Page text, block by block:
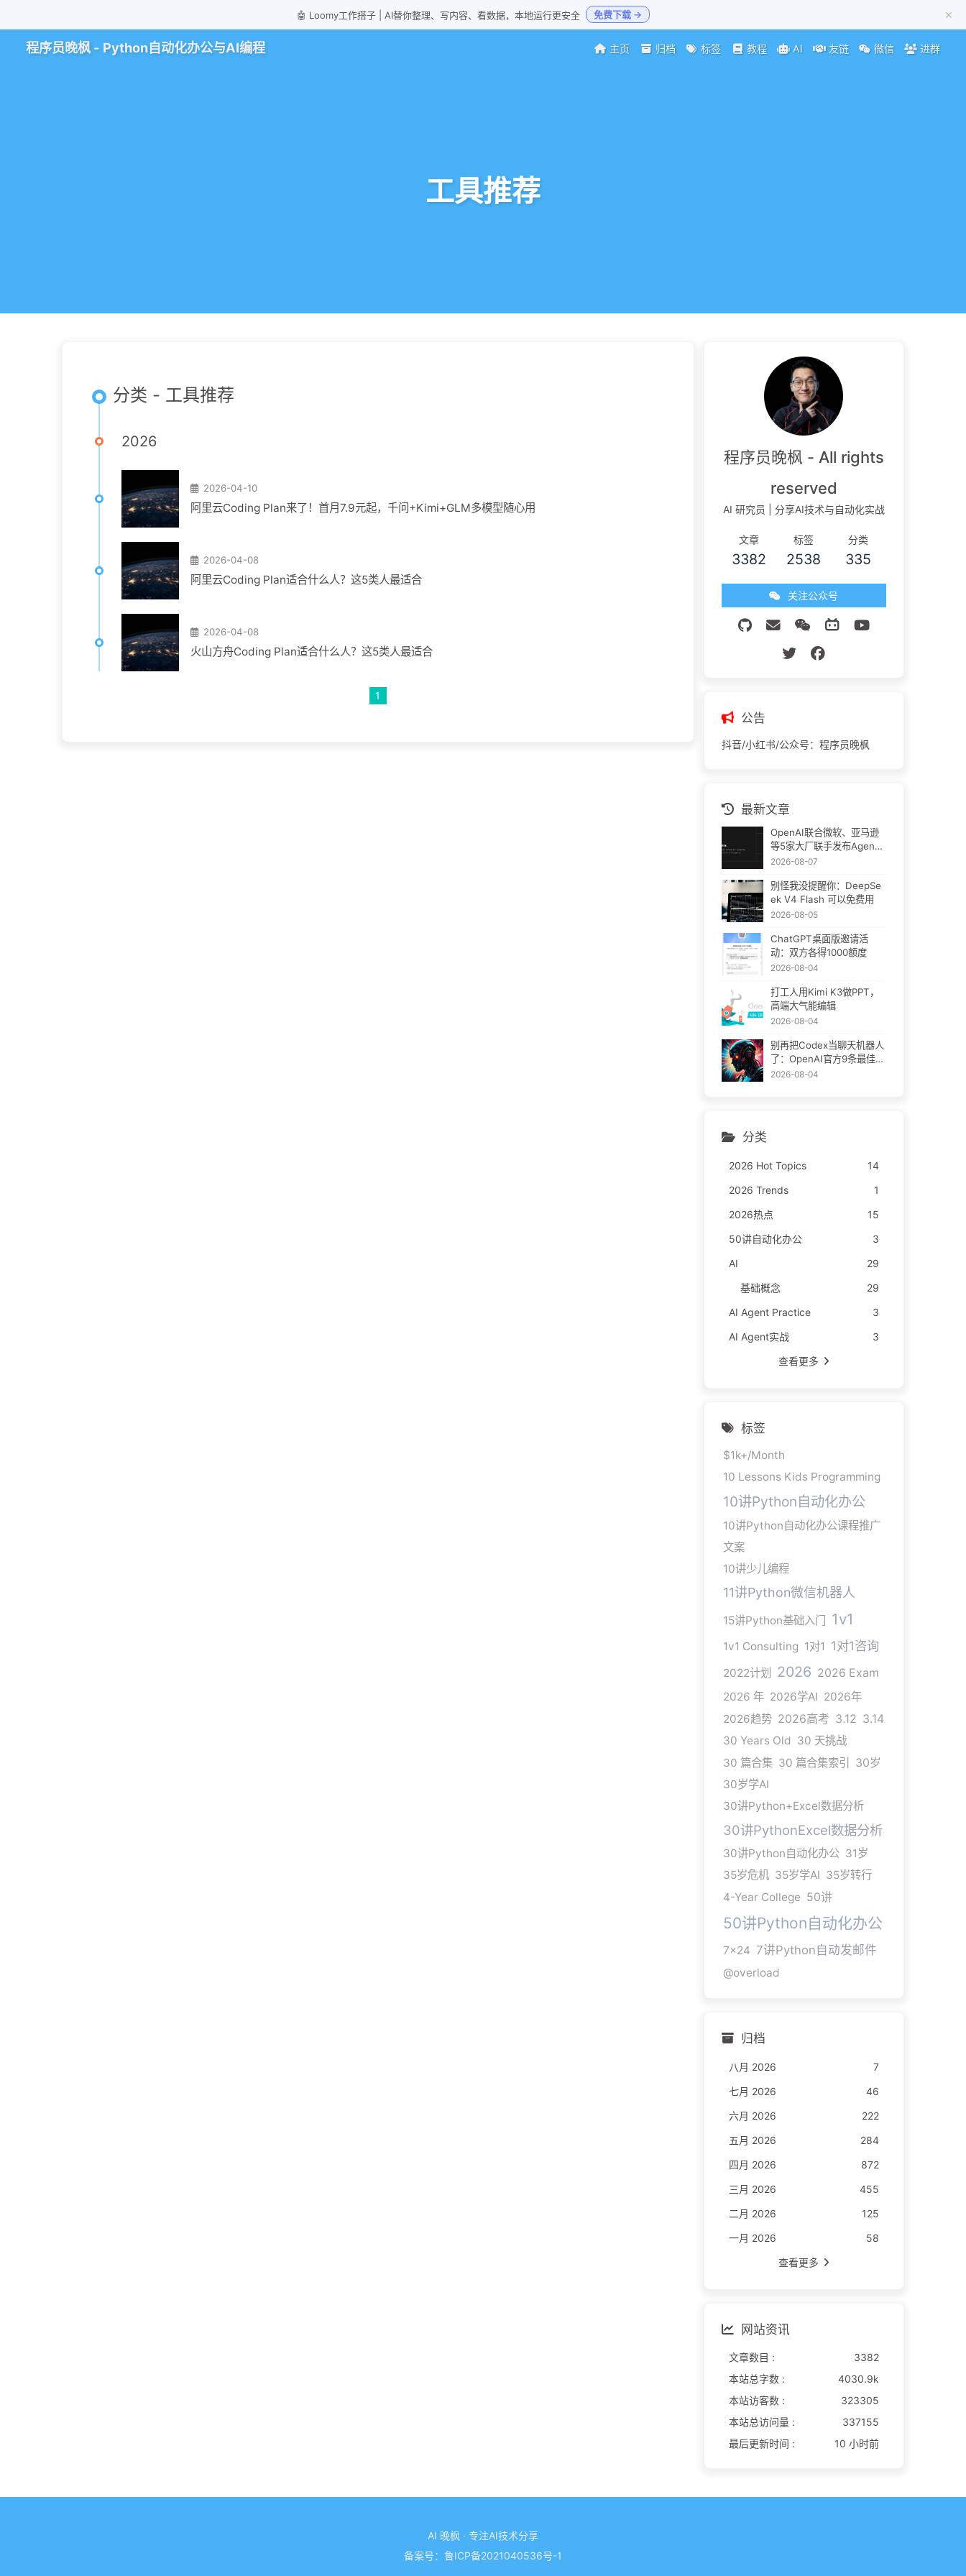
🤖 Loomy工作搭子 | AI替你整理、写内容、看数据，本地运行更安全 免费下载 → ×
程序员晚枫 - Python自动化办公与AI编程 主页 归档 标签 教程 AI 友链 微信 进群
工具推荐
分类 - 工具推荐
2026
2026-04-10
阿里云Coding Plan来了！首月7.9元起，千问+Kimi+GLM多模型随心用
2026-04-08
阿里云Coding Plan适合什么人？这5类人最适合
2026-04-08
火山方舟Coding Plan适合什么人？这5类人最适合
1
程序员晚枫 - All rights
reserved
AI 研究员 | 分享AI技术与自动化实战
文章
3382
标签
2538
分类
335
关注公众号
公告
抖音/小红书/公众号：程序员晚枫
最新文章
OpenAI联合微软、亚马逊
等5家大厂联手发布Agent
Plugins：AI插件终于要统
2026-08-07
别怪我没提醒你：DeepSe
ek V4 Flash 可以免费用
2026-08-05
ChatGPT桌面版邀请活
动：双方各得1000额度
2026-08-04
打工人用Kimi K3做PPT，
高端大气能编辑
2026-08-04
别再把Codex当聊天机器人
了：OpenAI官方9条最佳实
践
2026-08-04
分类
2026 Hot Topics
14
2026 Trends
1
2026热点
15
50讲自动化办公
3
AI
29
基础概念
29
AI Agent Practice
3
AI Agent实战
3
查看更多
标签
$1k+/Month
10 Lessons Kids Programming
10讲Python自动化办公
10讲Python自动化办公课程推广
文案
10讲少儿编程
11讲Python微信机器人
15讲Python基础入门 1v1
1v1 Consulting 1对1 1对1咨询
2022计划 2026 2026 Exam
2026 年 2026学AI 2026年
2026趋势 2026高考 3.12 3.14
30 Years Old 30 天挑战
30 篇合集 30 篇合集索引
30岁
30岁学AI
30讲Python+Excel数据分析
30讲PythonExcel数据分析
30讲Python自动化办公 31岁
35岁危机 35岁学AI 35岁转行
4-Year College 50讲
50讲Python自动化办公
7x24 7讲Python自动发邮件
@overload
归档
八月 2026
7
七月 2026
46
六月 2026
222
五月 2026
284
四月 2026
872
三月 2026
455
二月 2026
125
一月 2026
58
查看更多
网站资讯
文章数目 :
3382
本站总字数 :
4030.9k
本站访客数 :
323305
本站总访问量 :
337155
最后更新时间 :
10 小时前
AI 晚枫 · 专注AI技术分享
备案号： 鲁ICP备2021040536号-1